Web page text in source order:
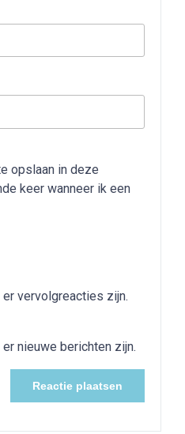
opslaan in deze
keer wanneer ik een
vervolgreacties zijn.
nieuwe berichten zijn.